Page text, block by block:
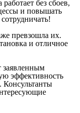
без сбоев,
и повышать
превзошла их.
и отличное
заявленным
эффективность
Консультанты